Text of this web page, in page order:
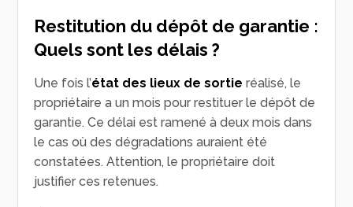
Restitution du dépôt de garantie :
Quels sont les délais ?
Une fois l’état des lieux de sortie réalisé, le
propriétaire a un mois pour restituer le dépôt de
garantie. Ce délai est ramené à deux mois dans
le cas où des dégradations auraient été
constatées. Attention, le propriétaire doit
justifier ces retenues.